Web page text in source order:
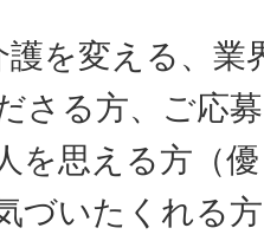
を変える、業
さる方、ご応
を思える方（
づいたくれる